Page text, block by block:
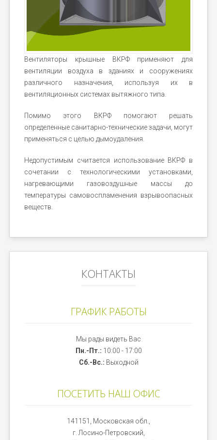
Вентиляторы крышные ВКРФ применяют для
вентиляции воздуха в зданиях и сооружениях
различного назначения, используя их в
вентиляционных системах вытяжного типа.
Помимо этого ВКРФ помогают решать
определенные санитарно-технические задачи, могут
применяться с целью дымоудаления.
Недопустимым считается использование ВКРФ в
сочетании с технологическими установками,
нагревающими газовоздушные массы до
температуры самовоспламенения взрывоопасных
веществ.
КОНТАКТЫ
ГРАФИК РАБОТЫ
Мы рады видеть Вас
Пн.-Пт.: 10:00 - 17:00
Сб.-Вс.: Выходной
ПОСЕТИТЬ НАШ ОФИС
141151, Московская обл.,
г. Лосино-Петровский,